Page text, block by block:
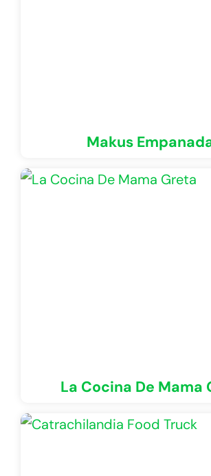
Makus
La Cocina De Mama